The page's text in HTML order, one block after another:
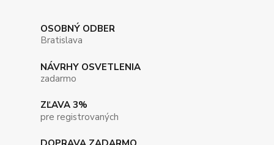
OSOBNÝ ODBER
Bratislava
NÁVRHY OSVETLENIA
zadarmo
ZĽAVA 3%
pre registrovaných